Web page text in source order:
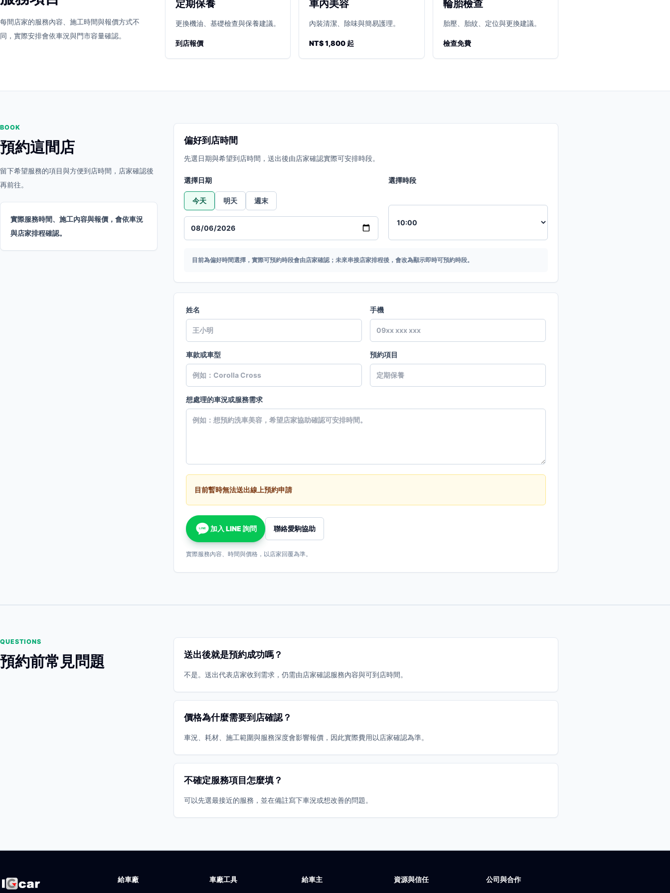
立即預約 開啟地圖 其他店家
每間店家的服務內容、施工時間與報價方式不
同，實際安排會依車況與門市容量確認。
定期保養
更換機油、基礎檢查與保養建議。
到店報價
車內美容
內裝清潔、除味與簡易護理。
NT$ 1,800 起
輪胎檢查
胎壓、胎紋、定位與更換建議。
檢查免費
BOOK
預約這間店
留下希望服務的項目與方便到店時間，店家確認後
再前往。
實際服務時間、施工內容與報價，會依車況
與店家排程確認。
偏好到店時間
先選日期與希望到店時間，送出後由店家確認實際可安排時段。
選擇日期
今天 明天 週末
選擇時段
目前為偏好時間選擇，實際可預約時段會由店家確認；未來串接店家排程後，會改為顯示即時可預約時段。
姓名 手機
車款或車型 預約項目
想處理的車況或服務需求
目前暫時無法送出線上預約申請
LINE 加入 LINE 詢問 聯絡愛駒協助
實際服務內容、時間與價格，以店家回覆為準。
QUESTIONS
預約前常見問題 送出後就是預約成功嗎？
不是。送出代表店家收到需求，仍需由店家確認服務內容與可到店時間。
價格為什麼需要到店確認？
車況、耗材、施工範圍與服務深度會影響報價，因此實際費用以店家確認為準。
不確定服務項目怎麼填？
可以先選最接近的服務，並在備註寫下車況或想改善的問題。
給車廠 車廠工具 給車主 資源與信任 公司與合作